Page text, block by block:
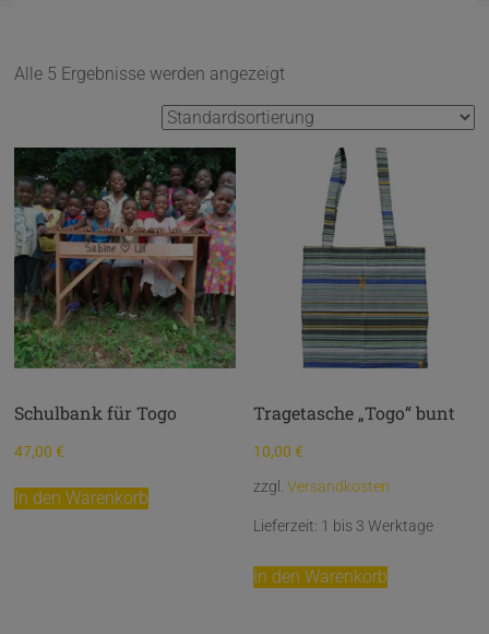
Alle 5 Ergebnisse werden angezeigt
Schulbank für Togo
47,00€
In den Warenkorb
Tragetasche „Togo“ bunt
10,00€
zzgl.Versandkosten
Lieferzeit: 1 bis 3 Werktage
In den Warenkorb